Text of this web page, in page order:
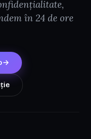
în 24 de ore
→